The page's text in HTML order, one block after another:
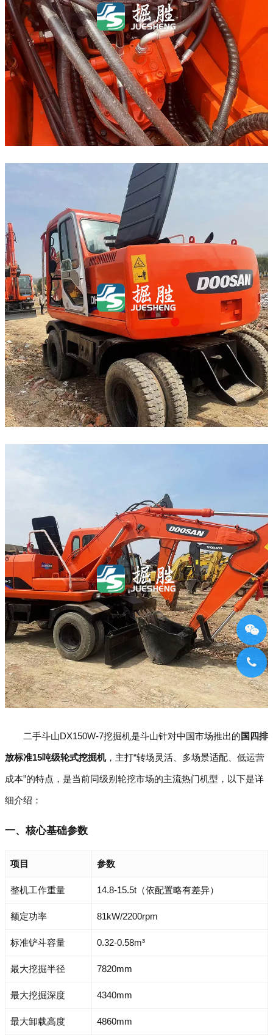
二手斗山DX150W-7挖掘机是斗山针对中国市场推出的国四排
放标准15吨级轮式挖掘机，主打“转场灵活、多场景适配、低运营
成本”的特点，是当前同级别轮挖市场的主流热门机型，以下是详
细介绍：
一、核心基础参数
项目 参数
整机工作重量 14.8-15.5t（依配置略有差异）
额定功率 81kW/2200rpm
标准铲斗容量 0.32-0.58m³
最大挖掘半径 7820mm
最大挖掘深度 4340mm
最大卸载高度 4860mm